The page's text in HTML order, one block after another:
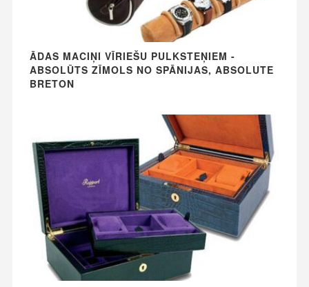
ĀDAS MACIŅI VĪRIEŠU PULKSTEŅIEM -
ABSOLŪTS ZĪMOLS NO SPĀNIJAS, ABSOLUTE
BRETON